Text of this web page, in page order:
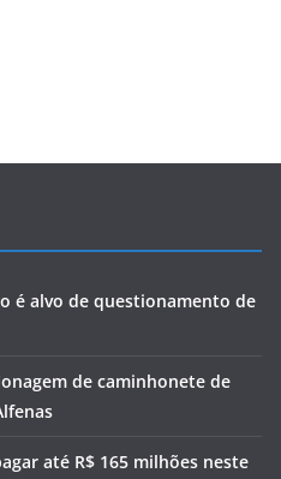
é alvo de questionamento de
de caminhonete de
até R$ 165 milhões neste